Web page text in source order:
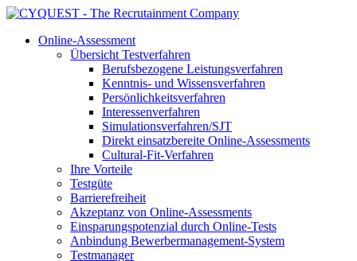
Online-Assessment
Übersicht Testverfahren
Berufsbezogene Leistungsverfahren
Kenntnis- und Wissensverfahren
Persönlichkeitsverfahren
Interessenverfahren
Simulationsverfahren/SJT
Direkt einsatzbereite Online-Assessments
Cultural-Fit-Verfahren
Ihre Vorteile
Testgüte
Barrierefreiheit
Akzeptanz von Online-Assessments
Einsparungspotenzial durch Online-Tests
Anbindung Bewerbermanagement-System
Testmanager